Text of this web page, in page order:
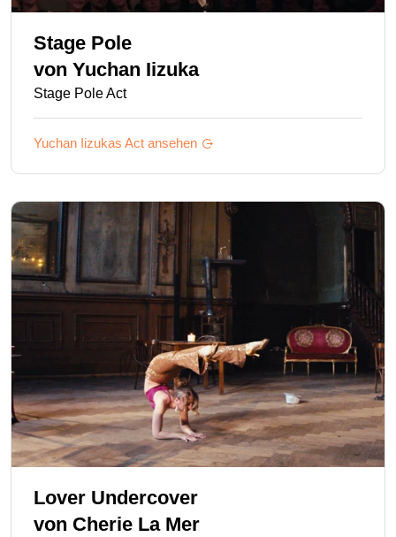
Stage Pole
von Yuchan Iizuka
Stage Pole Act
Yuchan Iizukas Act ansehen
Lover Undercover
von Cherie La Mer